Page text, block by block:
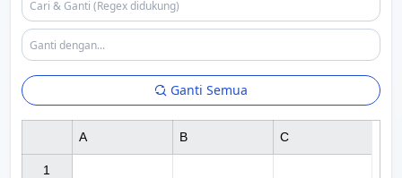
Ganti Semua
1
A B C